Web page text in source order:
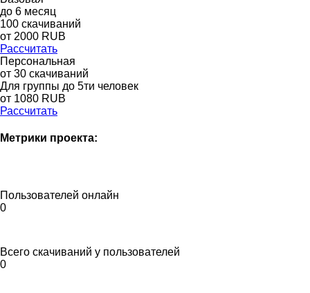
до 6 месяц
100 скачиваний
от 2000 RUB
Рассчитать
Персональная
от 30 скачиваний
Для группы до 5ти человек
от 1080 RUB
Рассчитать
Метрики проекта:
Пользователей онлайн
0
Всего скачиваний у пользователей
0